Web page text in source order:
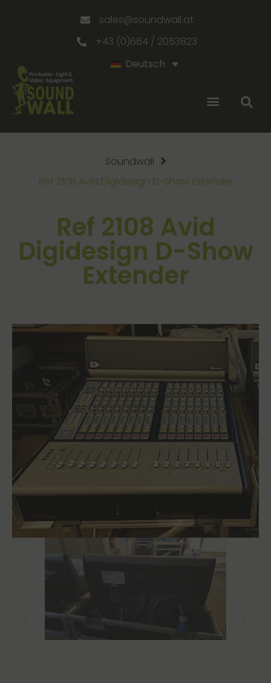
sales@soundwall.at
+43 (0)664 / 2053823
Deutsch
Soundwall
Ref 2108 Avid Digidesign D-Show Extender
Ref 2108 Avid
Digidesign D-Show
Extender